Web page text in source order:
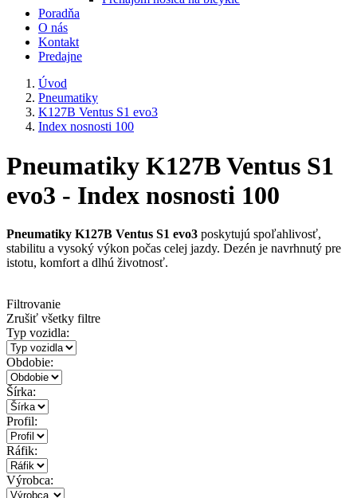
Poradňa
O nás
Kontakt
Predajne
Úvod
Pneumatiky
K127B Ventus S1 evo3
Index nosnosti 100
Pneumatiky K127B Ventus S1
evo3 - Index nosnosti 100
Pneumatiky K127B Ventus S1 evo3 poskytujú spoľahlivosť,
stabilitu a vysoký výkon počas celej jazdy. Dezén je navrhnutý pre
istotu, komfort a dlhú životnosť.
Filtrovanie
Zrušiť všetky filtre
Typ vozidla:
Obdobie:
Šírka:
Profil:
Ráfik:
Výrobca: